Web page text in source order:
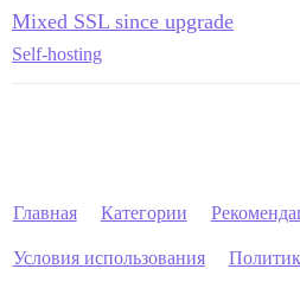
Mixed SSL since upgrade
Self-hosting
Главная Категории
Условия использования